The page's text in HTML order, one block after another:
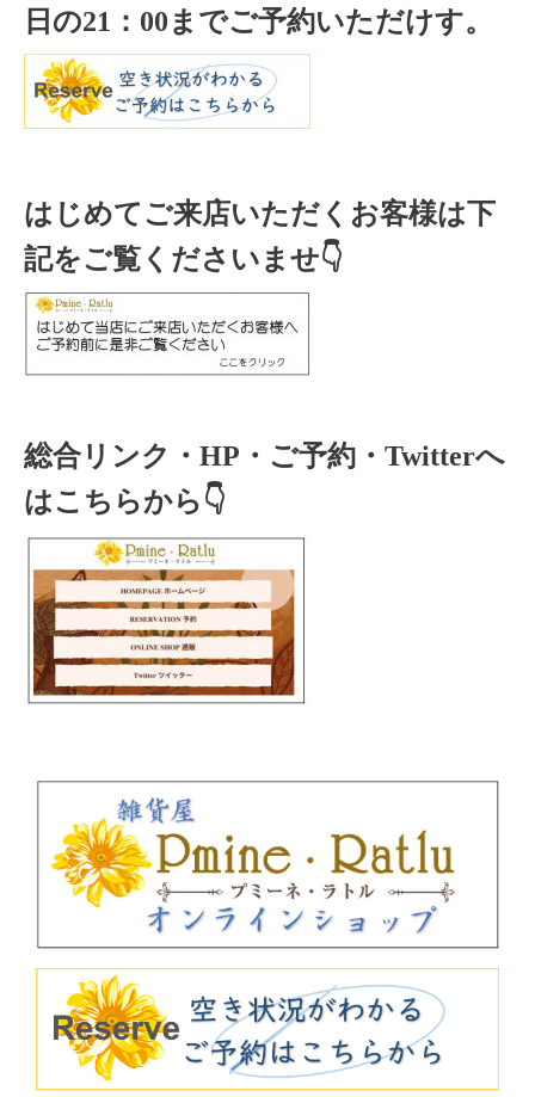
日の21 ： 00までご予約いただけす。
はじめてご来店いただくお客様は下
記をご覧くださいませ👇
総合リンク・HP・ご予約・Twitterへ
はこちらから👇